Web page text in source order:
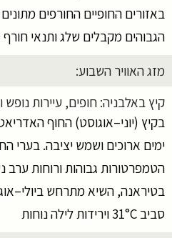
באזורים החופיים החורפים
הגבוהים מקבלים שלג ותנאי חורף
מזג האוויר השבוע:
קיץ באלבניה: חופים, עיירות נופש
בקיץ (יוני–אוגוסט) החוף
ימים ארוכים ושמש יציבה. בערי
הטמפרטורות גבוהות ורוחות ערב
בטיראנה, השיא מתרחש
סביב 31°C וירידות לילה נוחות